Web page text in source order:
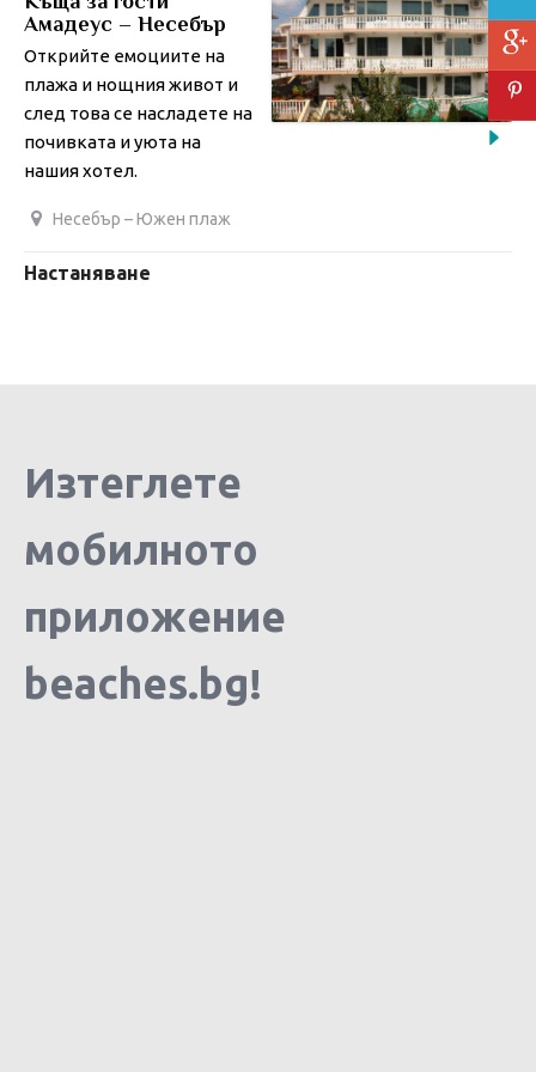
Амадеус – Несебър
Открийте емоциите на
плажа и нощния живот и
след това се насладете на
почивката и уюта на
нашия хотел.
Несебър – Южен плаж
Настаняване
Изтеглете
мобилното
приложение
beaches.bg!